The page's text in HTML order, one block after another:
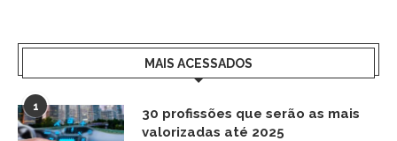
MAIS ACESSADOS
1
30 profissões que serão as mais
valorizadas até 2025